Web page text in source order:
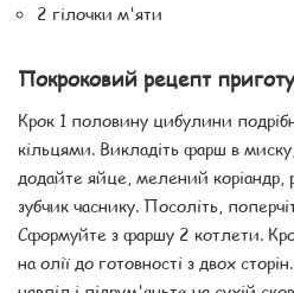
2 гілочки м'яти
Покроковий рецепт
Крок 1 половину цибулини
кільцями. Викладіть фарш в
додайте яйце, мелений коріандр,
зубчик часнику. Посоліть,
Сформуйте з фаршу 2 котлети.
на олії до готовності з двох